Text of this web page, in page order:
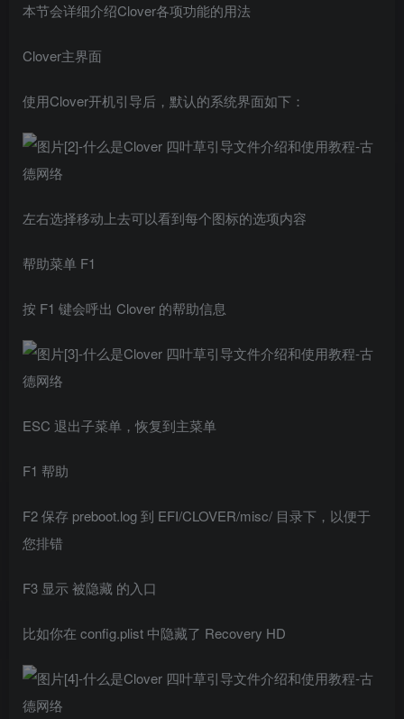
本节会详细介绍Clover各项功能的用法
Clover主界面
使用Clover开机引导后，默认的系统界面如下：
左右选择移动上去可以看到每个图标的选项内容
帮助菜单 F1
按 F1 键会呼出 Clover 的帮助信息
ESC 退出子菜单，恢复到主菜单
F1 帮助
F2 保存 preboot.log 到 EFI/CLOVER/misc/ 目录下，以便于
您排错
F3 显示 被隐藏 的入口
比如你在 config.plist 中隐藏了 Recovery HD